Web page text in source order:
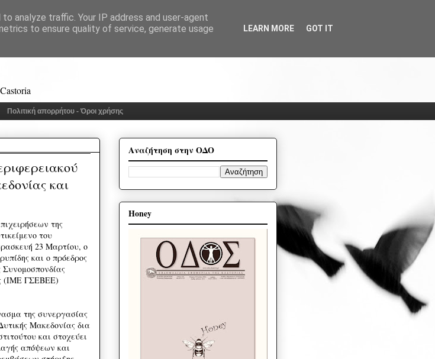
Πολιτική απορρήτου - Όροι χρήσης
και
της
του
23 Μαρτίου, ο
και ο πρόεδρος
Συνομοσπονδίας
(ΙΜΕ ΓΣΕΒΕΕ)
της συνεργασίας
Μακεδονίας δια
και στοχεύει
απόψεων και
Αναζήτηση στην ΟΔΟ
Honey
analyze traffic. Your IP address and user-agent
to ensure quality of service, generate usage
LEARN MORE GOT IT